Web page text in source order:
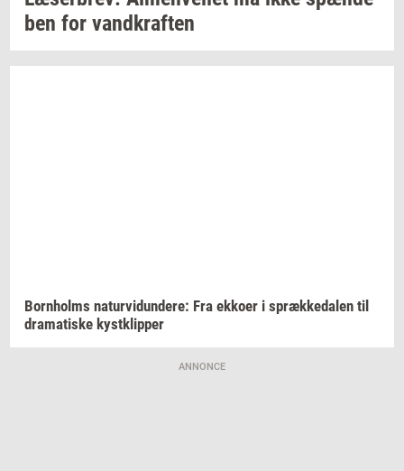
ben for vand­kraf­ten
Born­holms na­tur­vi­dun­de­re: Fra ek­ko­er i spræk­ke­da­len til
dra­ma­ti­ske kyst­klip­per
ANNONCE